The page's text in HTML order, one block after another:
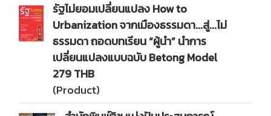
รัฐไม่ยอมเปลี่ยนแปลง How to
Urbanization จากเมืองธรรมดา...สู่...ไม่
ธรรมดา ถอดบทเรียน “ผู้นำ” นำการ
เปลี่ยนแปลงแบบฉบับ Betong Model
279 THB
(Product)